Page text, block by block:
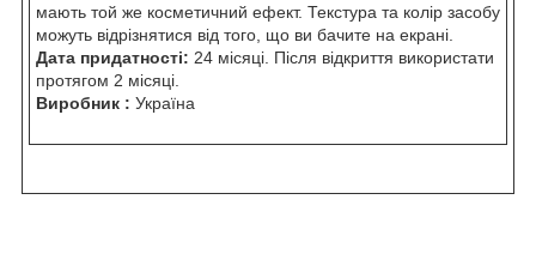
мають той же косметичний ефект. Текстура та колір засобу
можуть відрізнятися від того, що ви бачите на екрані.
Дата придатності: 24 місяці. Після відкриття використати
протягом 2 місяці.
Виробник : Україна